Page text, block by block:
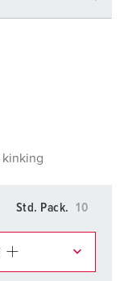
kinking
Std. Pack. 10